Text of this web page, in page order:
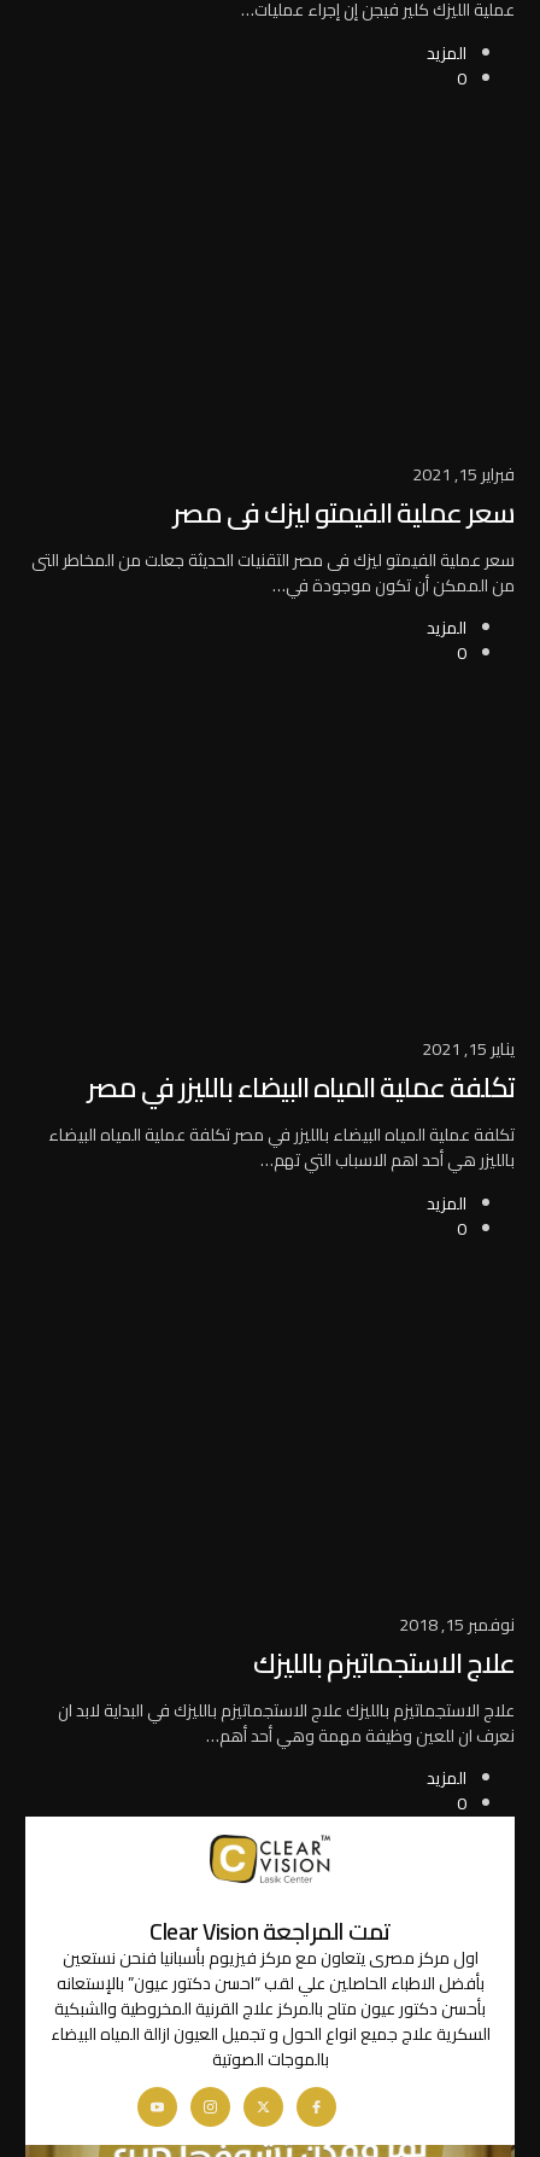
عملية الليزك كلير فيجن إن إجراء عمليات…
المزيد
0
فبراير 15, 2021
سعر عملية الفيمتو ليزك فى مصر
سعر عملية الفيمتو ليزك فى مصر التقنيات الحديثة جعلت من المخاطر التى
من الممكن أن تكون موجودة في…
المزيد
0
يناير 15, 2021
تكلفة عملية المياه البيضاء بالليزر في مصر
تكلفة عملية المياه البيضاء بالليزر في مصر تكلفة عملية المياه البيضاء
بالليزر هي أحد اهم الاسباب التي تهم…
المزيد
0
نوفمبر 15, 2018
علاج الاستجماتيزم بالليزك
علاج الاستجماتيزم بالليزك علاج الاستجماتيزم بالليزك في البداية لابد ان
نعرف ان للعين وظيفة مهمة وهي أحد أهم…
المزيد
0
تمت المراجعة Clear Vision
اول مركز مصرى يتعاون مع مركز فيزيوم بأسبانيا فنحن نستعين
بأفضل الاطباء الحاصلين علي لقب “احسن دكتور عيون” بالإستعانه
بأحسن دكتور عيون متاح بالمركز علاج القرنية المخروطية والشبكية
السكرية علاج جميع انواع الحول و تجميل العيون ازالة المياه البيضاء
بالموجات الصوتية